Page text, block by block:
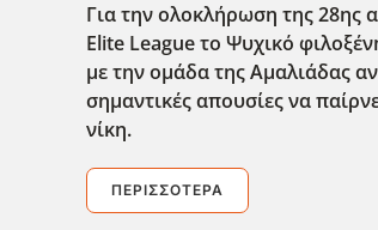
Για την ολοκλήρωση της 28ης
Elite League το Ψυχικό
με την ομάδα της Αμαλιάδας
σημαντικές απουσίες να
νίκη.
ΠΕΡΙΣΣΌΤΕΡΑ